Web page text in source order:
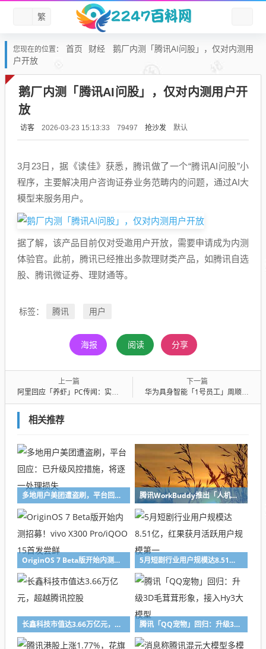
繁
您现在的位置： 首页 财经
鹅厂内测「腾讯AI问股」，仅对内测用
户开放
鹅厂内测「腾讯AI问股」，仅对内测用户开
放
访客 2026-03-23 15:13:33 79497 抢沙发 默认
3月23日，据《读佳》获悉，腾讯做了一个“腾讯AI问股”小
程序，主要解决用户咨询证券业务范畴内的问题，通过AI大
模型来服务用户。
据了解，该产品目前仅对受邀用户开放，需要申请成为内测
体验官。此前，腾讯已经推出多款理财类产品，如腾讯自选
股、腾讯微证券、理财通等。
标签： 腾讯 用户
海报 阅读 分享
上一篇
阿里回应「养虾」PC传闻：实为云电脑产品，暂无发布时间表
下一篇
华为具身智能「1号员工」周顺波离职创业，成立消费级机器人公司欧拉万象
相关推荐
多地用户美团遭盗刷，平台回应：已升级风控措施，将逐一处理损失 腾讯WorkBuddy推出「人机双写」协同编辑能力
OriginOS 7 Beta版开始内测招募！vivo X300 Pro/iQOO 15首发尝鲜 5月短剧行业用户规模达8.51亿，红果获月活跃用户规模第一
长鑫科技市值达3.66万亿元，超越腾讯控股 腾讯「QQ宠物」回归：升级3D毛茸茸形象，接入Hy3大模型